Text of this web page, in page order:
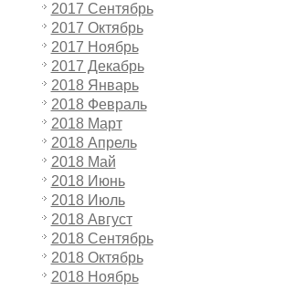
2017 Сентябрь
2017 Октябрь
2017 Ноябрь
2017 Декабрь
2018 Январь
2018 Февраль
2018 Март
2018 Апрель
2018 Май
2018 Июнь
2018 Июль
2018 Август
2018 Сентябрь
2018 Октябрь
2018 Ноябрь